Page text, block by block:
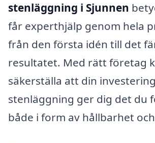
stenläggning i Sjunnen
får experthjälp genom hela
från den första idén till det
resultatet. Med rätt företag
säkerställa att din
stenläggning ger dig det du
både i form av hållbarhet